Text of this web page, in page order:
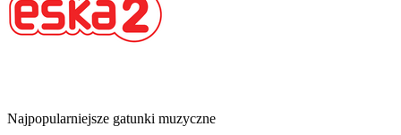
Najpopularniejsze gatunki muzyczne